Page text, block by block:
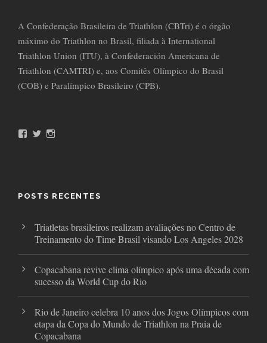
A Confederação Brasileira de Triathlon (CBTri) é o órgão
máximo do Triathlon no Brasil, filiada à International
Triathlon Union (ITU), à Confederación Americana de
Triathlon (CAMTRI) e, aos Comitês Olímpico do Brasil
(COB) e Paralímpico Brasileiro (CPB).
k
T
a
POSTS RECENTES
Triatletas brasileiros realizam avaliações no Centro de
Treinamento do Time Brasil visando Los Angeles 2028
Copacabana revive clima olímpico após uma década com
sucesso da World Cup do Rio
Rio de Janeiro celebra 10 anos dos Jogos Olímpicos com
etapa da Copa do Mundo de Triathlon na Praia de
Copacabana